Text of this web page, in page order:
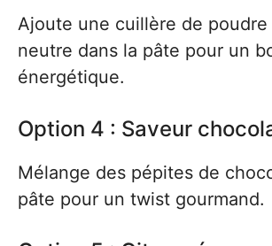
Ajoute une cuillère de
neutre dans la pâte pour un
énergétique.
Option 4 : Saveur
Mélange des pépites de
pâte pour un twist gourmand.